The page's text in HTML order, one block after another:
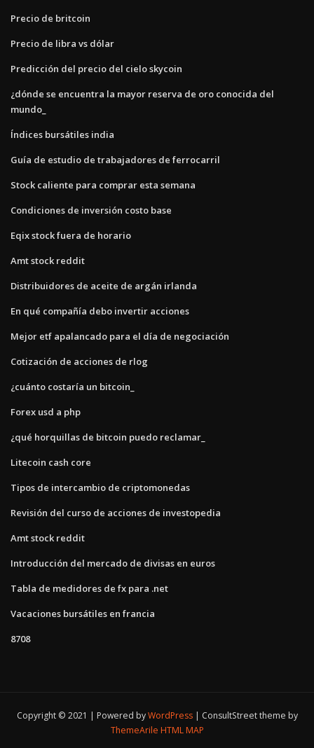
Precio de britcoin
Precio de libra vs dólar
Predicción del precio del cielo skycoin
¿dónde se encuentra la mayor reserva de oro conocida del
mundo_
Índices bursátiles india
Guía de estudio de trabajadores de ferrocarril
Stock caliente para comprar esta semana
Condiciones de inversión costo base
Eqix stock fuera de horario
Amt stock reddit
Distribuidores de aceite de argán irlanda
En qué compañía debo invertir acciones
Mejor etf apalancado para el día de negociación
Cotización de acciones de rlog
¿cuánto costaría un bitcoin_
Forex usd a php
¿qué horquillas de bitcoin puedo reclamar_
Litecoin cash core
Tipos de intercambio de criptomonedas
Revisión del curso de acciones de investopedia
Amt stock reddit
Introducción del mercado de divisas en euros
Tabla de medidores de fx para .net
Vacaciones bursátiles en francia
8708
Copyright © 2021 | Powered byWordPress
ConsultStreet theme by
ThemeArile HTML MAP